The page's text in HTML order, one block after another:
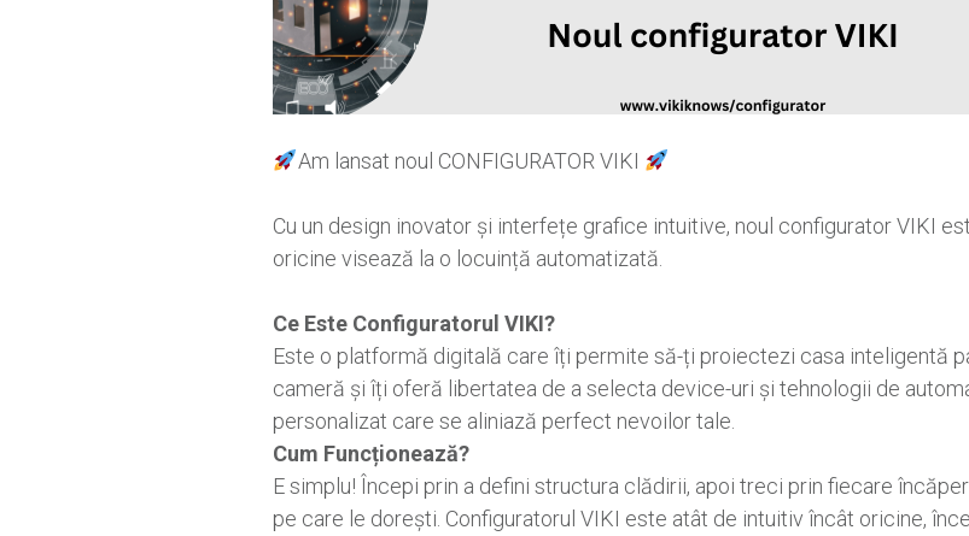
Am lansat noul CONFIGURATOR VIKI
Cu un design inovator și interfețe grafice intuitive, noul configurator VIKI
oricine visează la o locuință automatizată.
Ce Este Configuratorul VIKI?
Este o platformă digitală care îți permite să-ți proiectezi casa inteligentă
cameră și îți oferă libertatea de a selecta device-uri și tehnologii de
personalizat care se aliniază perfect nevoilor tale.
Cum Funcționează?
E simplu! Începi prin a defini structura clădirii, apoi treci prin fiecare
pe care le dorești. Configuratorul VIKI este atât de intuitiv încât oricine,